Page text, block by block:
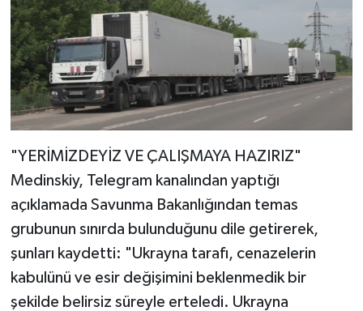
"YERİMİZDEYİZ VE ÇALIŞMAYA HAZIRIZ"
Medinskiy, Telegram kanalından yaptığı
açıklamada Savunma Bakanlığından temas
grubunun sınırda bulunduğunu dile getirerek,
şunları kaydetti: "Ukrayna tarafı, cenazelerin
kabulünü ve esir değişimini beklenmedik bir
şekilde belirsiz süreyle erteledi. Ukrayna